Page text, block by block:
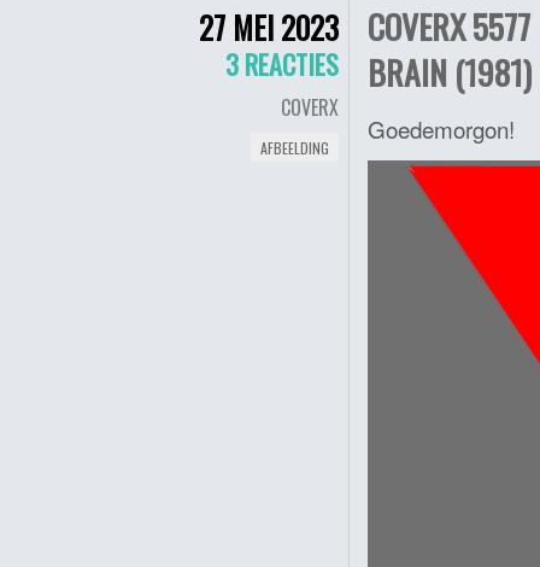
27 MEI 2023
3 REACTIES
COVERX
AFBEELDING
COVERX
BRAIN (1981)
Goedemorgon!